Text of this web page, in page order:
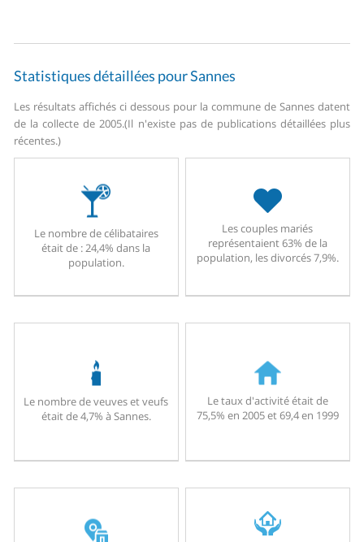
Statistiques détaillées pour Sannes
Les résultats affichés ci dessous pour la commune de Sannes datent
de la collecte de 2005.(Il n'existe pas de publications détaillées plus
récentes.)
Le nombre de célibataires
était de : 24,4% dans la
population.
Les couples mariés
représentaient 63% de la
population, les divorcés 7,9%.
Le nombre de veuves et veufs
était de 4,7% à Sannes.
Le taux d'activité était de
75,5% en 2005 et 69,4 en 1999